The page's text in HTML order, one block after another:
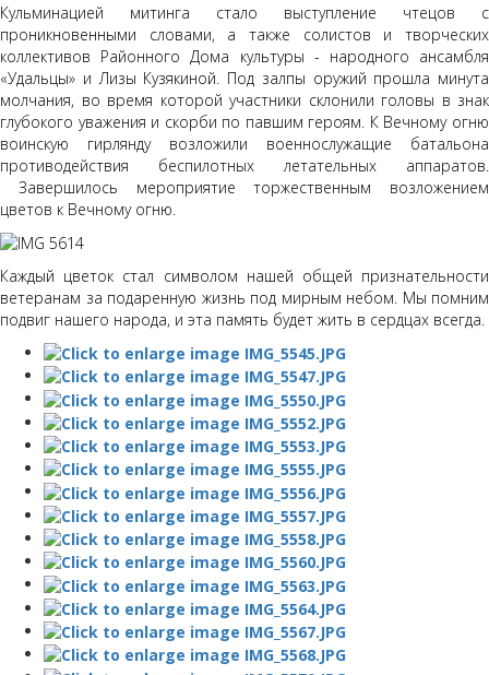
Кульминацией митинга стало выступление чтецов с
проникновенными словами, а также солистов и творческих
коллективов Районного Дома культуры - народного ансамбля
«Удальцы» и Лизы Кузякиной. Под залпы оружий прошла минута
молчания, во время которой участники склонили головы в знак
глубокого уважения и скорби по павшим героям. К Вечному огню
воинскую гирлянду возложили военнослужащие батальона
противодействия беспилотных летательных аппаратов.
Завершилось мероприятие торжественным возложением
цветов к Вечному огню.
Каждый цветок стал символом нашей общей признательности
ветеранам за подаренную жизнь под мирным небом. Мы помним
подвиг нашего народа, и эта память будет жить в сердцах всегда.